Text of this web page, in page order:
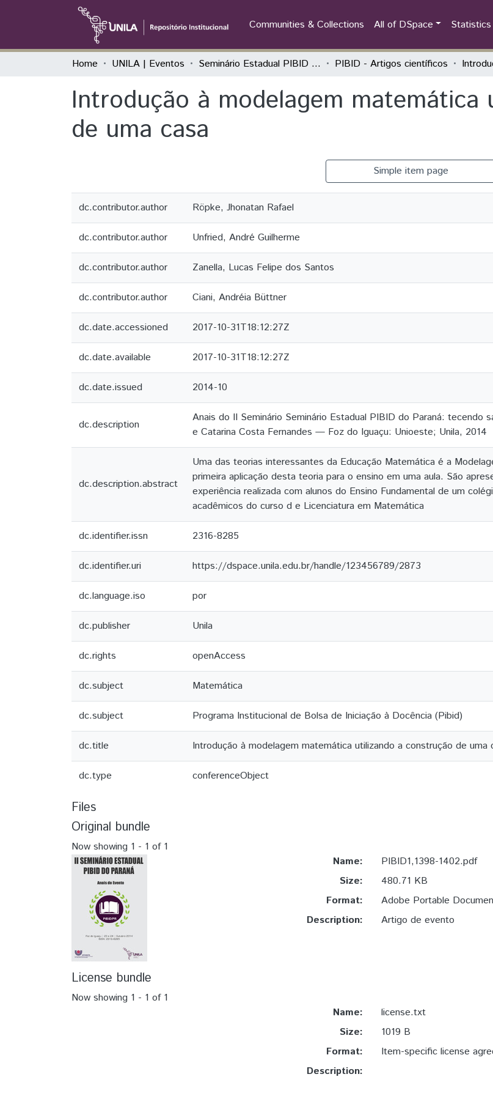
Communities & Collections All of DSpace Statistics
Home UNILA | Eventos Seminário Estadual PIBID do Paraná: tecendo saberes (PIBID) PIBID - Artigos científicos
Introdução à modelagem
de uma casa
Simple item page
dc.contributor.author Röpke, Jhonatan Rafael
dc.contributor.author Unfried, André Guilherme
dc.contributor.author Zanella, Lucas Felipe dos Santos
dc.contributor.author Ciani, Andréia Büttner
dc.date.accessioned 2017-10-31T18:12:27Z
dc.date.available 2017-10-31T18:12:27Z
dc.date.issued 2014-10
dc.description
Anais do II Seminário Seminário Estadual PIBID do Paraná: tecendo
e Catarina Costa Fernandes — Foz do Iguaçu: Unioeste; Unila, 2014
dc.description.abstract
Uma das teorias interessantes da Educação Matemática é a
primeira aplicação desta teoria para o ensino em uma aula. São
experiência realizada com alunos do Ensino Fundamental de um
acadêmicos do curso d e Licenciatura em Matemática
dc.identifier.issn 2316-8285
dc.identifier.uri https://dspace.unila.edu.br/handle/123456789/2873
dc.language.iso por
dc.publisher Unila
dc.rights openAccess
dc.subject Matemática
dc.subject Programa Institucional de Bolsa de Iniciação à Docência (Pibid)
dc.title Introdução à modelagem matemática utilizando a construção de uma
dc.type conferenceObject
Files
Original bundle
Now showing 1 - 1 of 1
Name:
PIBID1,1398-1402.pdf
Size:
480.71 KB
Format:
Adobe Portable
Description:
Artigo de evento
License bundle
Now showing 1 - 1 of 1
Name:
license.txt
Size:
1019 B
Format:
Item-specific license
Description: